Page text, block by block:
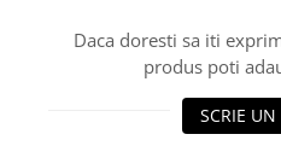
Daca doresti sa iti
produs poti
SCRIE UN